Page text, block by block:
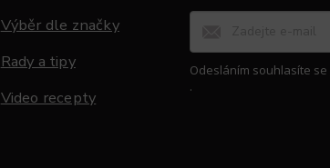
Výběr dle značky
Rady a tipy
Video recepty
Odesláním souhlasíte se
.